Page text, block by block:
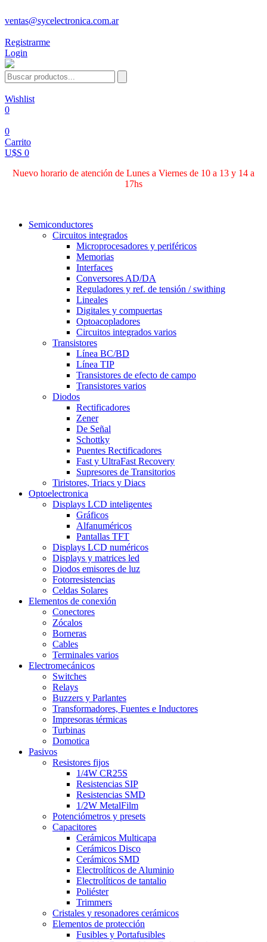
ventas@sycelectronica.com.ar
Registrarme
Login
Wishlist
0
0
Carrito
U$S 0
Nuevo horario de atención de Lunes a Viernes de 10 a 13 y 14 a
17hs
Semiconductores
Circuitos integrados
Microprocesadores y periféricos
Memorias
Interfaces
Conversores AD/DA
Reguladores y ref. de tensión / swithing
Lineales
Digitales y compuertas
Optoacopladores
Circuitos integrados varios
Transistores
Línea BC/BD
Línea TIP
Transistores de efecto de campo
Transistores varios
Diodos
Rectificadores
Zener
De Señal
Schottky
Puentes Rectificadores
Fast y UltraFast Recovery
Supresores de Transitorios
Tiristores, Triacs y Diacs
Optoelectronica
Displays LCD inteligentes
Gráficos
Alfanuméricos
Pantallas TFT
Displays LCD numéricos
Displays y matrices led
Diodos emisores de luz
Fotorresistencias
Celdas Solares
Elementos de conexión
Conectores
Zócalos
Borneras
Cables
Terminales varios
Electromecánicos
Switches
Relays
Buzzers y Parlantes
Transformadores, Fuentes e Inductores
Impresoras térmicas
Turbinas
Domotica
Pasivos
Resistores fijos
1/4W CR25S
Resistencias SIP
Resistencias SMD
1/2W MetalFilm
Potenciómetros y presets
Capacitores
Cerámicos Multicapa
Cerámicos Disco
Cerámicos SMD
Electrolíticos de Aluminio
Electrolíticos de tantalio
Poliéster
Trimmers
Cristales y resonadores cerámicos
Elementos de protección
Fusibles y Portafusibles